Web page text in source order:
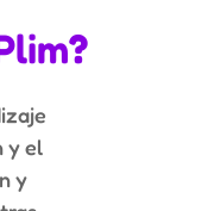
?
y el
y